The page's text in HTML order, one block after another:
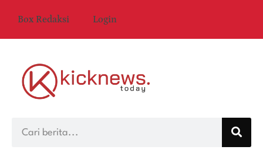
Box Redaksi Login